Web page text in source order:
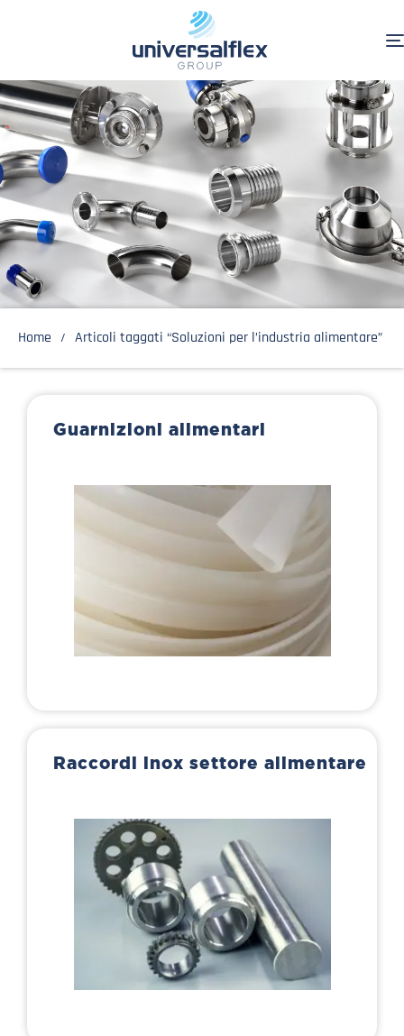
Home Articoli taggati “Soluzioni per l’industria alimentare”
Guarnizioni alimentari
Raccordi inox settore alimentare